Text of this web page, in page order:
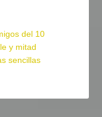
del 10
y mitad
sencillas